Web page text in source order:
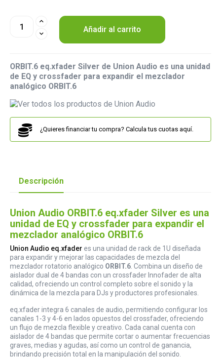
Añadir al carrito
ORBIT.6 eq.xfader Silver de Union Audio es una unidad
de EQ y crossfader para expandir el mezclador
analógico ORBIT.6
¿Quieres financiar tu compra? Calcula tus cuotas aquí.
Descripción
Union Audio ORBIT.6 eq.xfader Silver es una
unidad de EQ y crossfader para expandir el
mezclador analógico ORBIT.6
Union Audio eq.xfader es una unidad de rack de 1U diseñada
para expandir y mejorar las capacidades de mezcla del
mezclador rotatorio analógico ORBIT.6. Combina un diseño de
aislador dual de 4 bandas con un crossfader Innofader de alta
calidad, ofreciendo un control completo sobre el sonido y la
dinámica de la mezcla para DJs y productores profesionales.
eq.xfader integra 6 canales de audio, permitiendo configurar los
canales 1-3 y 4-6 en lados opuestos del crossfader, ofreciendo
un flujo de mezcla flexible y creativo. Cada canal cuenta con
aislador de 4 bandas que permite cortar o aumentar frecuencias
graves, medias y agudas, así como un control de ganancia,
brindando precisión total en la manipulación del sonido.